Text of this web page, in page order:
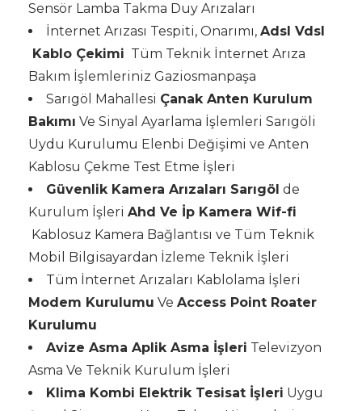
Sensör Lamba Takma Duy Arızaları
İnternet Arızası Tespiti, Onarımı, Adsl Vdsl
Kablo Çekimi Tüm Teknik İnternet Arıza
Bakım İşlemleriniz Gaziosmanpaşa
Sarıgöl Mahallesi Çanak Anten Kurulum
Bakımı Ve Sinyal Ayarlama İşlemleri Sarıgöli
Uydu Kurulumu Elenbi Değişimi ve Anten
Kablosu Çekme Test Etme İşleri
Güvenlik Kamera Arızaları Sarıgöl de
Kurulum İşleri Ahd Ve İp Kamera Wif-fi
Kablosuz Kamera Bağlantısı ve Tüm Teknik
Mobil Bilgisayardan İzleme Teknik İşleri
Tüm İnternet Arızaları Kablolama İşleri
Modem Kurulumu Ve Access Point Roater
Kurulumu
Avize Asma Aplik Asma İşleri Televizyon
Asma Ve Teknik Kurulum İşleri
Klima Kombi Elektrik Tesisat İşleri Uygu